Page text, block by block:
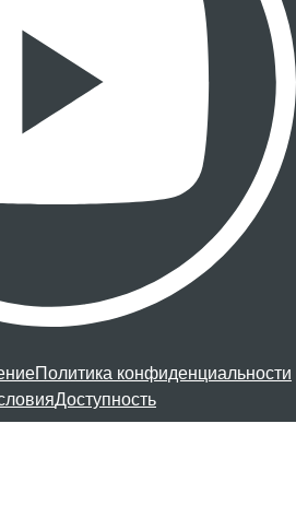
Политика конфиденциальности
Доступность